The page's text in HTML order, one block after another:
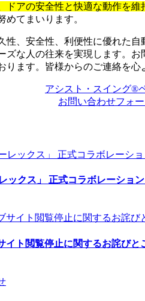
ドアの安全性と快適な動作を維
めてまいります。
性、安全性、利便性に優れた
ズな人の往来を実現します。
ります。皆様からのご連絡を
アシスト・スイング®
お問い合わせフォ
ックス」 正式コラボレーショ
イト閲覧停止に関するお詫びと